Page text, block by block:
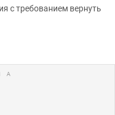
с требованием вернуть